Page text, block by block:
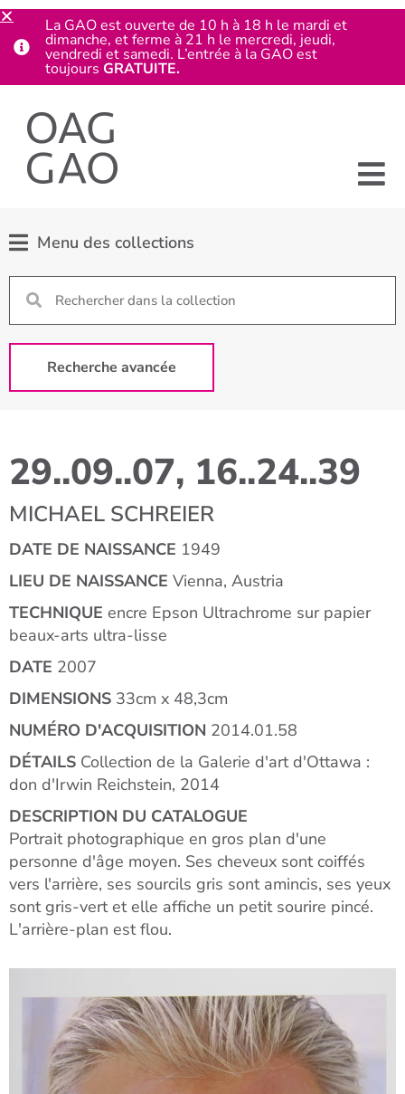
Menu des collections
Recherche avancée
29..09..07, 16..24..39
MICHAEL SCHREIER
DATE DE NAISSANCE 1949
LIEU DE NAISSANCE Vienna, Austria
TECHNIQUE encre Epson Ultrachrome sur papier
beaux-arts ultra-lisse
DATE 2007
DIMENSIONS 33cm x 48,3cm
NUMÉRO D'ACQUISITION 2014.01.58
DÉTAILS Collection de la Galerie d'art d'Ottawa :
don d'Irwin Reichstein, 2014
DESCRIPTION DU CATALOGUE
Portrait photographique en gros plan d'une
personne d'âge moyen. Ses cheveux sont coiffés
vers l'arrière, ses sourcils gris sont amincis, ses yeux
sont gris-vert et elle affiche un petit sourire pincé.
L'arrière-plan est flou.
La GAO est ouverte de 10 h à 18 h le mardi et
dimanche, et ferme à 21 h le mercredi, jeudi,
vendredi et samedi. L’entrée à la GAO est
toujours GRATUITE.